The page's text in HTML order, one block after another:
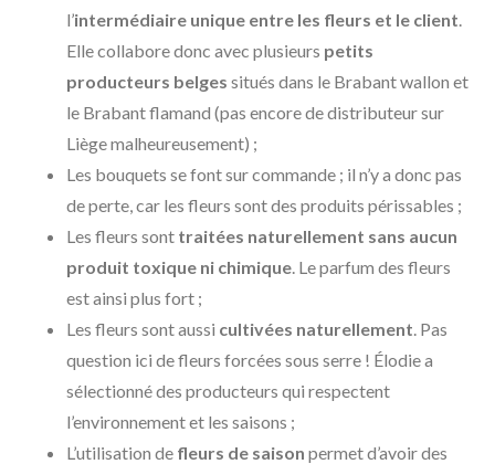
l’intermédiaire unique entre les fleurs et le client.
Elle collabore donc avec plusieurs petits
producteurs belges situés dans le Brabant wallon et
le Brabant flamand (pas encore de distributeur sur
Liège malheureusement) ;
Les bouquets se font sur commande ; il n’y a donc pas
de perte, car les fleurs sont des produits périssables ;
Les fleurs sont traitées naturellement sans aucun
produit toxique ni chimique. Le parfum des fleurs
est ainsi plus fort ;
Les fleurs sont aussi cultivées naturellement. Pas
question ici de fleurs forcées sous serre ! Élodie a
sélectionné des producteurs qui respectent
l’environnement et les saisons ;
L’utilisation de fleurs de saison permet d’avoir des